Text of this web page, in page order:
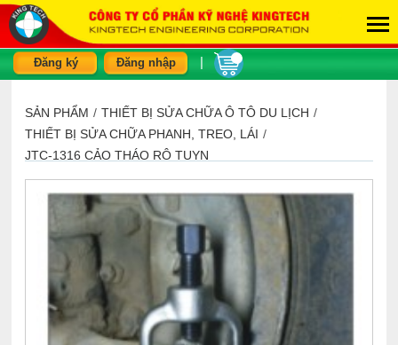
Đăng ký Đăng nhập
SẢN PHẨM / THIẾT BỊ SỬA CHỮA Ô TÔ DU LỊCH /
THIẾT BỊ SỬA CHỮA PHANH, TREO, LÁI /
JTC-1316 CẢO THÁO RÔ TUYN